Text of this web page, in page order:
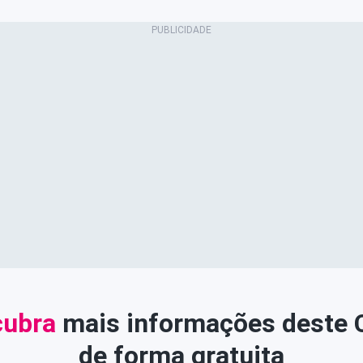
mais informações deste
de forma gratuita